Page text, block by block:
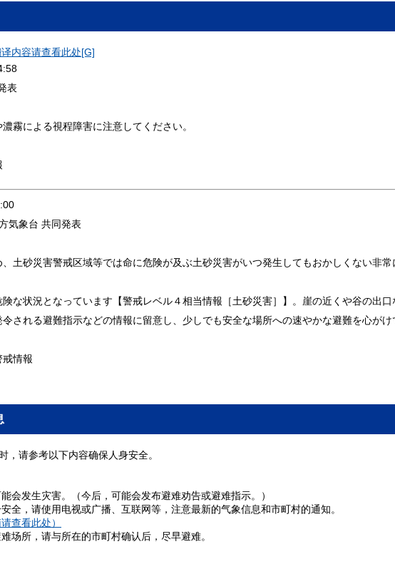
内容请查看此处[G]
表
霧による視程障害に注意してください。
象台 共同発表
土砂災害警戒区域等では命に危険が及ぶ土砂災害がいつ発生してもおかしくない非常
な状況となっています【警戒レベル４相当情報［土砂災害］】。崖の近くや谷の出
される避難指示などの情報に留意し、少しでも安全な場所への速やかな避難を心がけ
戒情報
，请参考以下内容确保人身安全。
会发生灾害。（今后，可能会发布避难劝告或避难指示。）
全，请使用电视或广播、互联网等，注意最新的气象信息和市町村的通知。
查看此处）
场所，请与所在的市町村确认后，尽早避难。